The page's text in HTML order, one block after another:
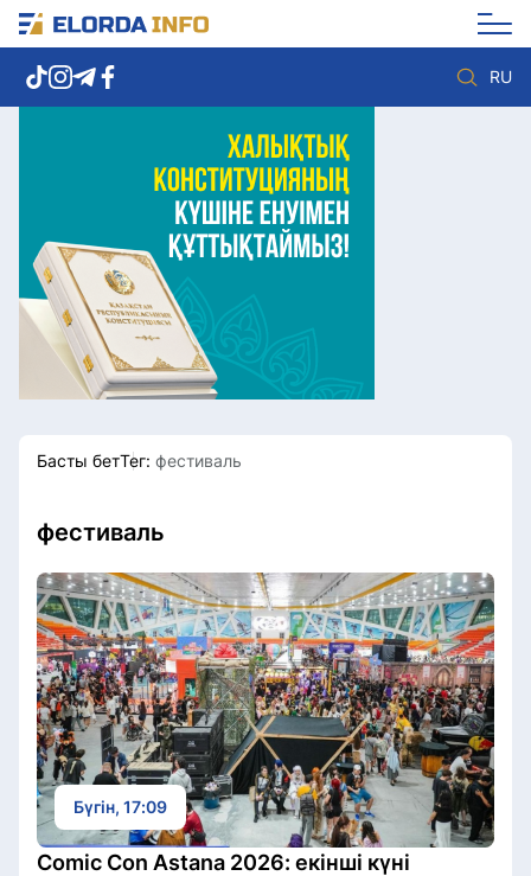
RU
Елорда жаңалықтары
Көзқарас
Саясат
Видео
Әлеумет
Экономика
Спорт
Мәдениет
Басты бетТег: фестиваль
фестиваль
Бүгін, 17:09
Comic Con Astana 2026: екінші күні